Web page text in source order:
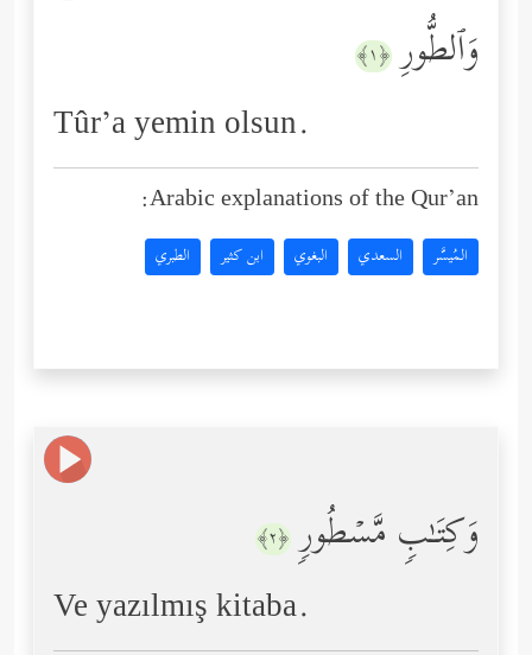
وَٱلطُّورِ ﴿١﴾
Tûr’a yemin olsun.
Arabic explanations of the Qur’an:
المُيسَّر السعدي البغوي ابن كثير الطبري
وَكِتَـٰبࣲ مَّسۡطُورࣲ ﴿٢﴾
Ve yazılmış kitaba.